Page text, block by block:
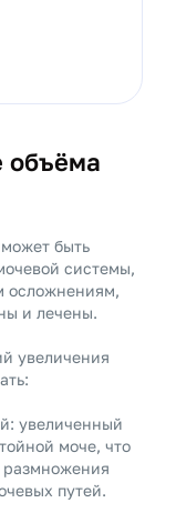
объёма
быть
системы,
осложнениям,
и лечены.
увеличения
увеличенный
моче, что
размножения
путей.